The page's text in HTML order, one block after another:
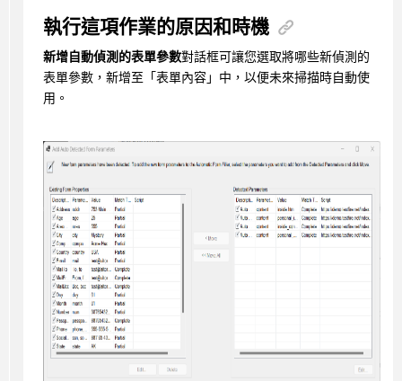
執行這項作業的原因和時機
新增自動偵測的表單參數對話框可讓您選取將哪些新偵測的
表單參數，新增至「表單內容」中，以便未來掃描時自動使
用。